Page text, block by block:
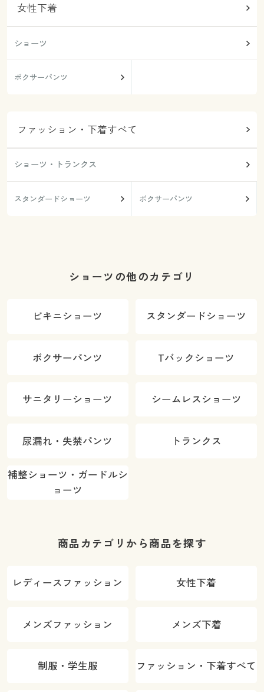
女性下着
ショーツ
ボクサーパンツ
ファッション・下着すべて
ショーツ・トランクス
スタンダードショーツ ボクサーパンツ
ショーツの他のカテゴリ
ビキニショーツ スタンダードショーツ
ボクサーパンツ Tバックショーツ
サニタリーショーツ シームレスショーツ
尿漏れ・失禁パンツ トランクス
補整ショーツ・ガードルシ
ョーツ
商品カテゴリから商品を探す
レディースファッション 女性下着
メンズファッション メンズ下着
制服・学生服 ファッション・下着すべて